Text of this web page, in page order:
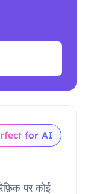
for AI
पर कोई